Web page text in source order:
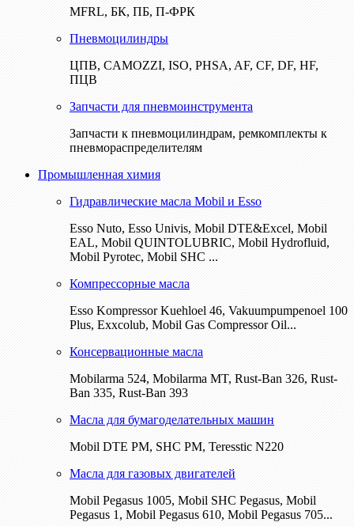
MFRL, БК, ПБ, П-ФРК
Пневмоцилиндры
ЦПВ, CAMOZZI, ISO, PHSA, AF, CF, DF, HF,
ПЦВ
Запчасти для пневмоинструмента
Запчасти к пневмоцилиндрам, ремкомплекты к
пневмораспределителям
Промышленная химия
Гидравлические масла Mobil и Esso
Esso Nuto, Esso Univis, Mobil DTE&Excel, Mobil
EAL, Mobil QUINTOLUBRIC, Mobil Hydrofluid,
Mobil Pyrotec, Mobil SHC ...
Компрессорные масла
Esso Kompressor Kuehloel 46, Vakuumpumpenoel 100
Plus, Exxcolub, Mobil Gas Compressor Oil...
Консервационные масла
Mobilarma 524, Mobilarma MT, Rust-Ban 326, Rust-
Ban 335, Rust-Ban 393
Масла для бумагоделательных машин
Mobil DTE РМ, SHC PM, Teresstic N220
Масла для газовых двигателей
Mobil Pegasus 1005, Mobil SHC Pegasus, Mobil
Pegasus 1, Mobil Pegasus 610, Mobil Pegasus 705...